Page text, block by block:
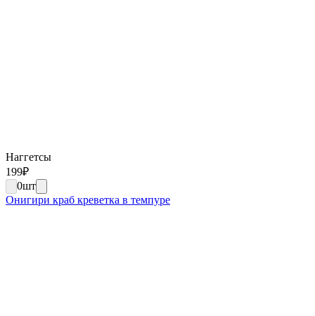
Наггетсы
199₽
0шт
Онигири краб креветка в темпуре